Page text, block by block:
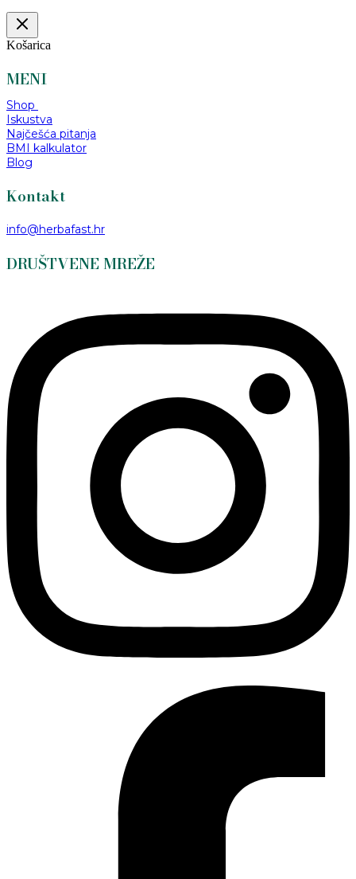
Košarica
MENI
Shop
Iskustva
Najčešća pitanja
BMI kalkulator
Blog
Kontakt
info@herbafast.hr
DRUŠTVENE MREŽE